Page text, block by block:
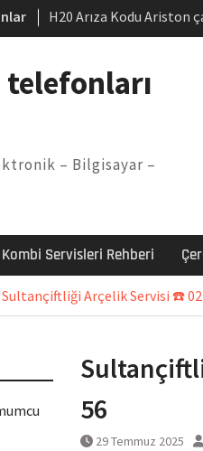
H20 Arıza Kodu Ariston
makinesi Sorunu
Arçelik buzdolabı F5
Ferroli klima E3 Arızası
– Bilgisayar –
Servisleri Rehberi
Sultançiftliği Arçelik Servisi ☎️
56
29 Temmuz 2025